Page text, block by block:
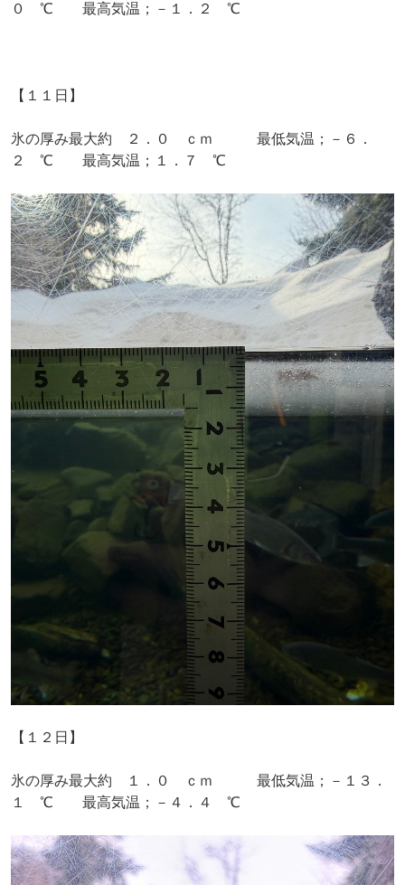
０ ℃ 最高気温；－１．２ ℃
【１１日】
氷の厚み最大約 ２．０ ｃｍ 最低気温；－６．
２ ℃ 最高気温；１．７ ℃
【１２日】
氷の厚み最大約 １．０ ｃｍ 最低気温；－１３．
１ ℃ 最高気温；－４．４ ℃